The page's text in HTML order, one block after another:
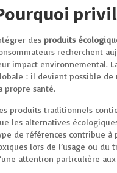
des produits
recherchent
impact environnemental.
: il devient possible de
propre santé.
produits traditionnels
les alternatives
de références contribue à
lors de l’usage ou du
attention particulière